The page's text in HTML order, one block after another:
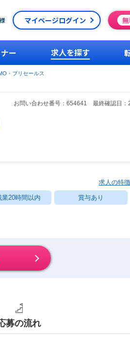
マイページログイン
ー 求人を探す
・プリセールス
お問い合わせ番号：654641 最終確認日：
求人の特
業20時間以内 賞与あり
募の流れ